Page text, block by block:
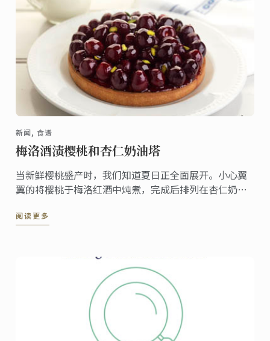
新闻, 食谱
梅洛酒渍樱桃和杏仁奶油塔
当新鲜樱桃盛产时，我们知道夏日正全面展开。小心翼
翼的将樱桃于梅洛红酒中炖煮，完成后排列在杏仁奶油
阅读更多